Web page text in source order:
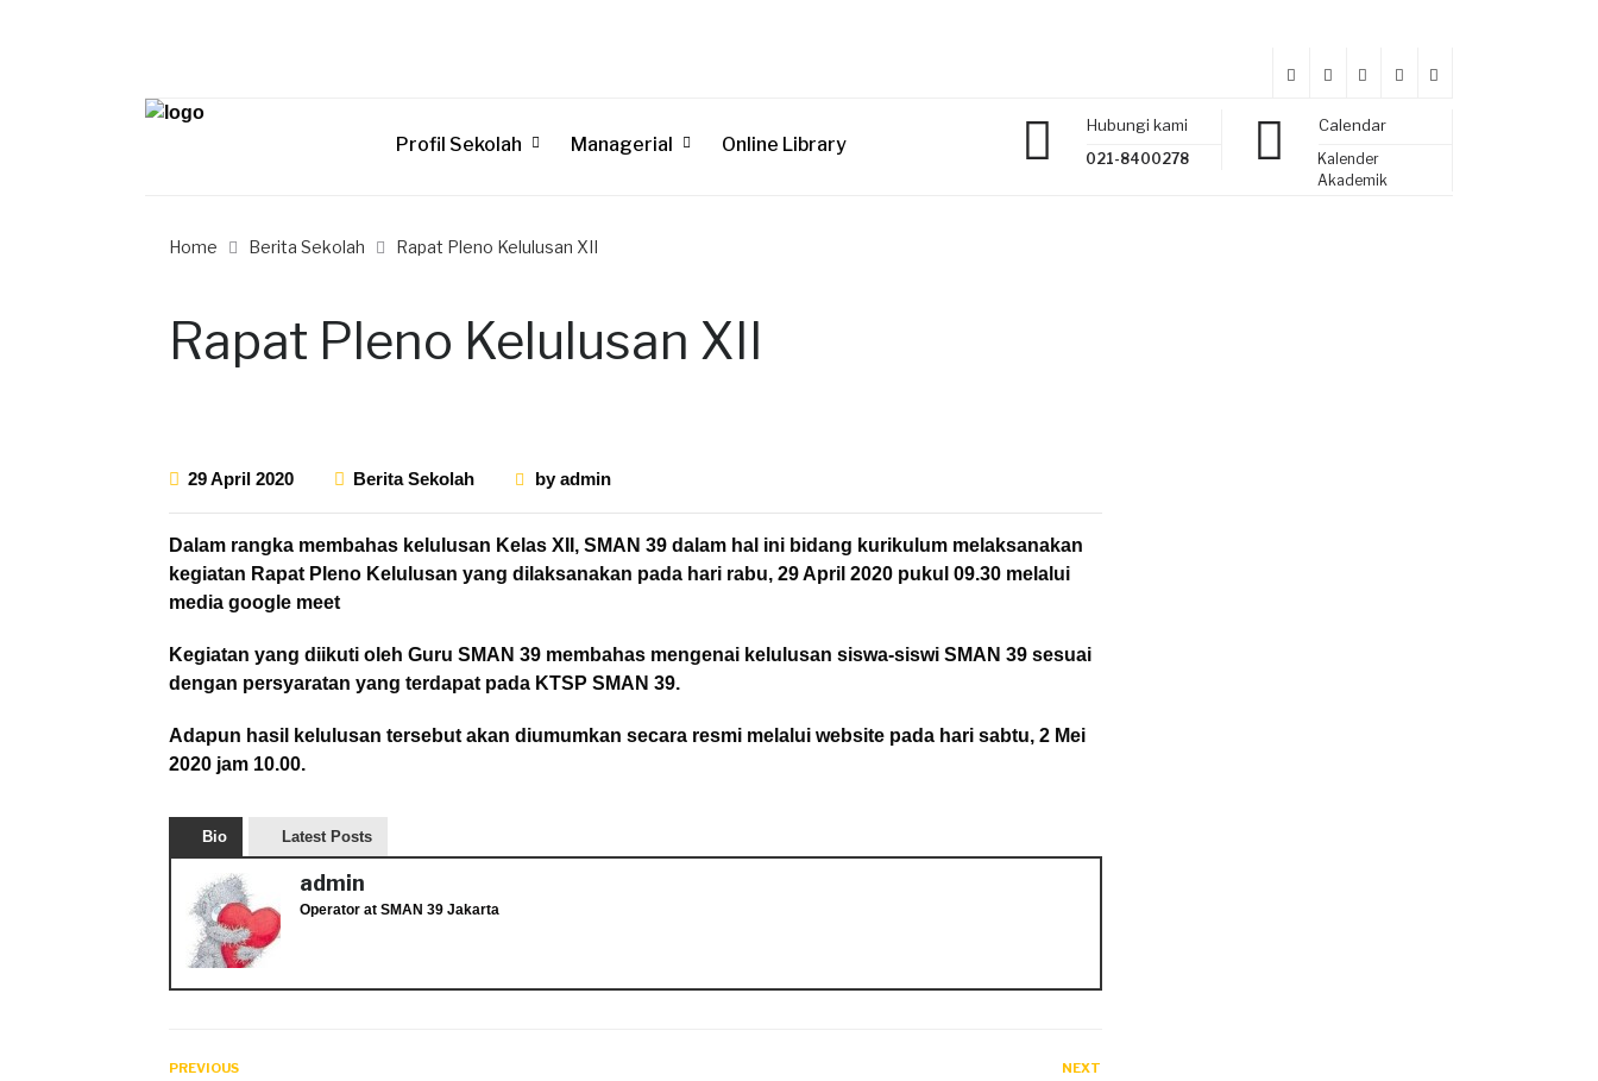
Profil Sekolah Managerial Online Library
Hubungi kami
021-8400278
Calendar
Kalender
Akademik
Home Berita Sekolah Rapat Pleno Kelulusan XII
Rapat Pleno Kelulusan XII
29 April 2020 Berita Sekolah byadmin
Dalam rangka membahas kelulusan Kelas XII, SMAN 39 dalam hal ini bidang kurikulum melaksanakan
kegiatan Rapat Pleno Kelulusan yang dilaksanakan pada hari rabu, 29 April 2020 pukul 09.30 melalui
media google meet
Kegiatan yang diikuti oleh Guru SMAN 39 membahas mengenai kelulusan siswa-siswi SMAN 39 sesuai
dengan persyaratan yang terdapat pada KTSP SMAN 39.
Adapun hasil kelulusan tersebut akan diumumkan secara resmi melalui website pada hari sabtu, 2 Mei
2020 jam 10.00.
Bio Latest Posts
admin
Operator at SMAN 39 Jakarta
PREVIOUS NEXT